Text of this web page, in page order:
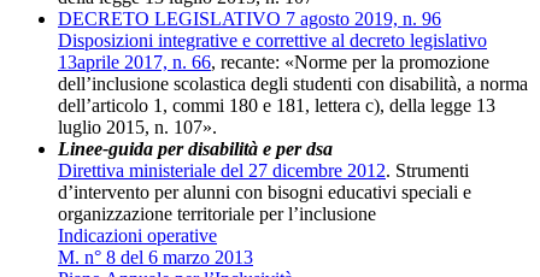
DECRETO LEGISLATIVO 7 agosto 2019, n. 96
Disposizioni integrative e correttive al decreto legislativo
13aprile 2017, n. 66, recante: «Norme per la promozione
dell’inclusione scolastica degli studenti con disabilità, a norma
dell’articolo 1, commi 180 e 181, lettera c), della legge 13
luglio 2015, n. 107».
Linee-guida per disabilità e per dsa
Direttiva ministeriale del 27 dicembre 2012. Strumenti
d’intervento per alunni con bisogni educativi speciali e
organizzazione territoriale per l’inclusione
Indicazioni operative
M. n° 8 del 6 marzo 2013